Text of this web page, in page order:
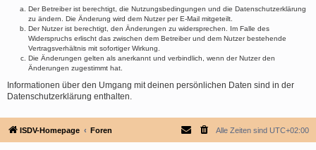
Der Betreiber ist berechtigt, die Nutzungsbedingungen und die Datenschutzerklärung
zu ändern. Die Änderung wird dem Nutzer per E-Mail mitgeteilt.
Der Nutzer ist berechtigt, den Änderungen zu widersprechen. Im Falle des
Widerspruchs erlischt das zwischen dem Betreiber und dem Nutzer bestehende
Vertragsverhältnis mit sofortiger Wirkung.
Die Änderungen gelten als anerkannt und verbindlich, wenn der Nutzer den
Änderungen zugestimmt hat.
Informationen über den Umgang mit deinen persönlichen Daten sind in der
Datenschutzerklärung enthalten.
ISDV-Homepage Foren Alle Zeiten sind UTC+02:00